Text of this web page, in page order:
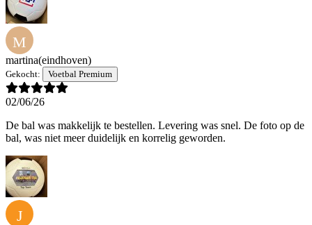
M
martina(eindhoven)
Gekocht: Voetbal Premium
02/06/26
De bal was makkelijk te bestellen. Levering was snel. De foto op de
bal, was niet meer duidelijk en korrelig geworden.
J